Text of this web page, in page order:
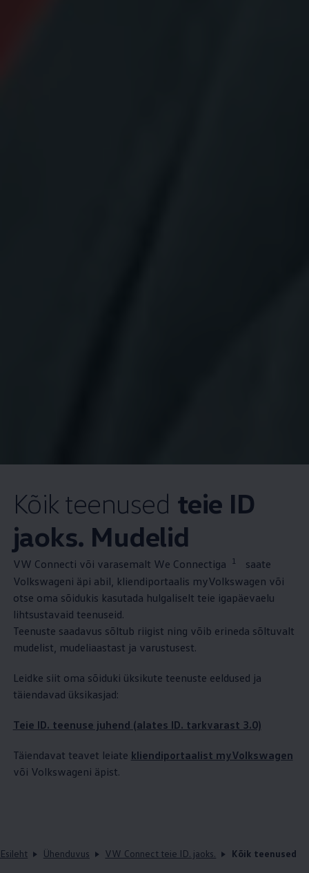
Kõik teenused teie ID
jaoks. Mudelid
VW Connecti või varasemalt We Connectiga 1
saate
Volkswageni äpi abil, kliendiportaalis myVolkswagen või
otse oma sõidukis kasutada hulgaliselt teie igapäevaelu
lihtsustavaid teenuseid.
Teenuste saadavus sõltub riigist ning võib erineda sõltuvalt
mudelist, mudeliaastast ja varustusest.
Leidke siit oma sõiduki üksikute teenuste eeldused ja
täiendavad üksikasjad:
Teie ID. teenuse juhend (alates ID. tarkvarast 3.0)
Täiendavat teavet leiate kliendiportaalist myVolkswagen
või Volkswageni äpist.
Esileht Ühenduvus VW Connect teie ID. jaoks. Kõik teenused